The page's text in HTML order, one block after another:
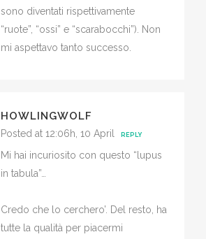
sono diventati rispettivamente
“ruote”, “ossi” e “scarabocchi”). Non
mi aspettavo tanto successo.
HOWLINGWOLF
Posted at 12:06h, 10 April REPLY
Mi hai incuriosito con questo “lupus
in tabula”…
Credo che lo cerchero’. Del resto, ha
tutte la qualità per piacermi